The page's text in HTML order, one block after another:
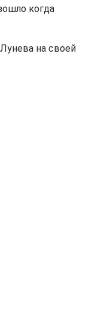
когда
на своей